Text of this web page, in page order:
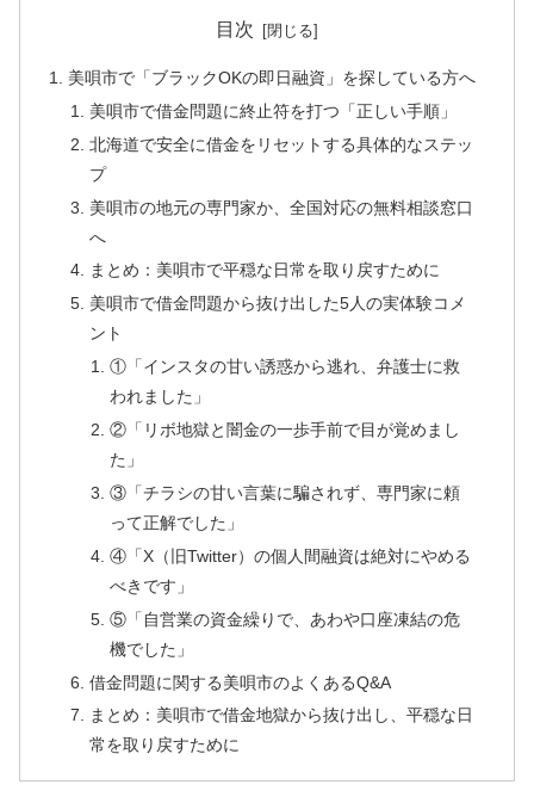
目次
美唄市で「ブラックOKの即日融資」を探している方へ
美唄市で借金問題に終止符を打つ「正しい手順」
北海道で安全に借金をリセットする具体的なステッ
プ
美唄市の地元の専門家か、全国対応の無料相談窓口
へ
まとめ：美唄市で平穏な日常を取り戻すために
美唄市で借金問題から抜け出した5人の実体験コメ
ント
①「インスタの甘い誘惑から逃れ、弁護士に救
われました」
②「リボ地獄と闇金の一歩手前で目が覚めまし
た」
③「チラシの甘い言葉に騙されず、専門家に頼
って正解でした」
④「X（旧Twitter）の個人間融資は絶対にやめる
べきです」
⑤「自営業の資金繰りで、あわや口座凍結の危
機でした」
借金問題に関する美唄市のよくあるQ&A
まとめ：美唄市で借金地獄から抜け出し、平穏な日
常を取り戻すために